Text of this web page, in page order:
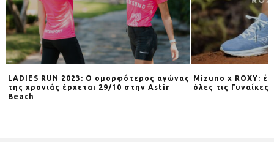
LADIES RUN 2023: Ο ομορφότερος αγώνας
της χρονιάς έρχεται 29/10 στην Astir
Beach
Mizuno x ROXY:
όλες τις Γυναίκες